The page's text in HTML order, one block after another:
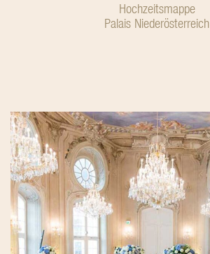
Hochzeitsmappe
Palais Niederösterreich